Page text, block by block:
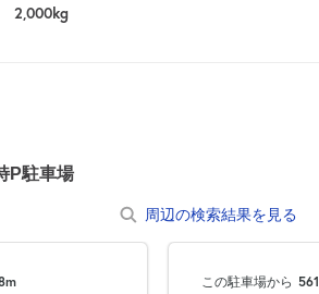
2,000kg
P駐車場
周辺の検索結果を見る
この駐車場から